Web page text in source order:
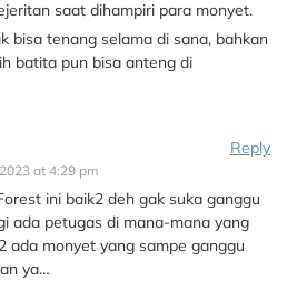
saat dihampiri para monyet.
bisa tenang selama di sana, bahkan
batita pun bisa anteng di
at 4:29 pm
Reply
ini baik2 deh gak suka ganggu
ada petugas di mana-mana yang
ada monyet yang sampe ganggu
ya…